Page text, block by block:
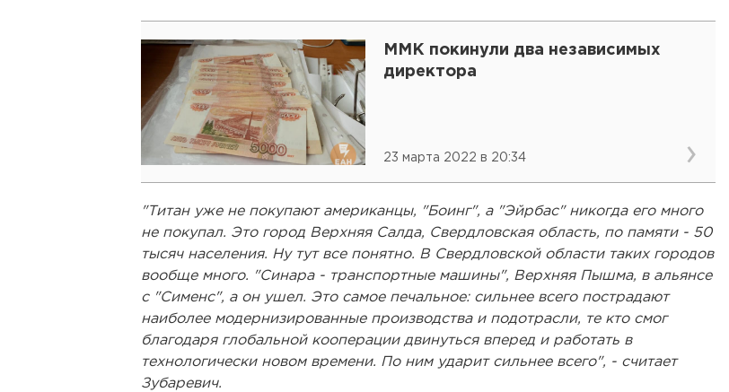
ММК покинули два независимых
директора
23 марта 2022 в 20:34
"Титан уже не покупают американцы, "Боинг", а "Эйрбас" никогда его много
не покупал. Это город Верхняя Салда, Свердловская область, по памяти - 50
тысяч населения. Ну тут все понятно. В Свердловской области таких городов
вообще много. "Синара - транспортные машины", Верхняя Пышма, в альянсе
с "Сименс", а он ушел. Это самое печальное: сильнее всего пострадают
наиболее модернизированные производства и подотрасли, те кто смог
благодаря глобальной кооперации двинуться вперед и работать в
технологически новом времени. По ним ударит сильнее всего", - считает
Зубаревич.